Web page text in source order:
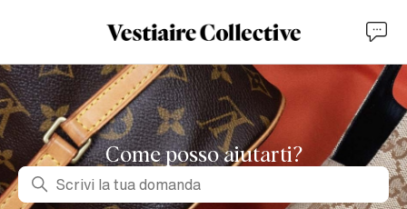
Come posso aiutarti?
Ricerca